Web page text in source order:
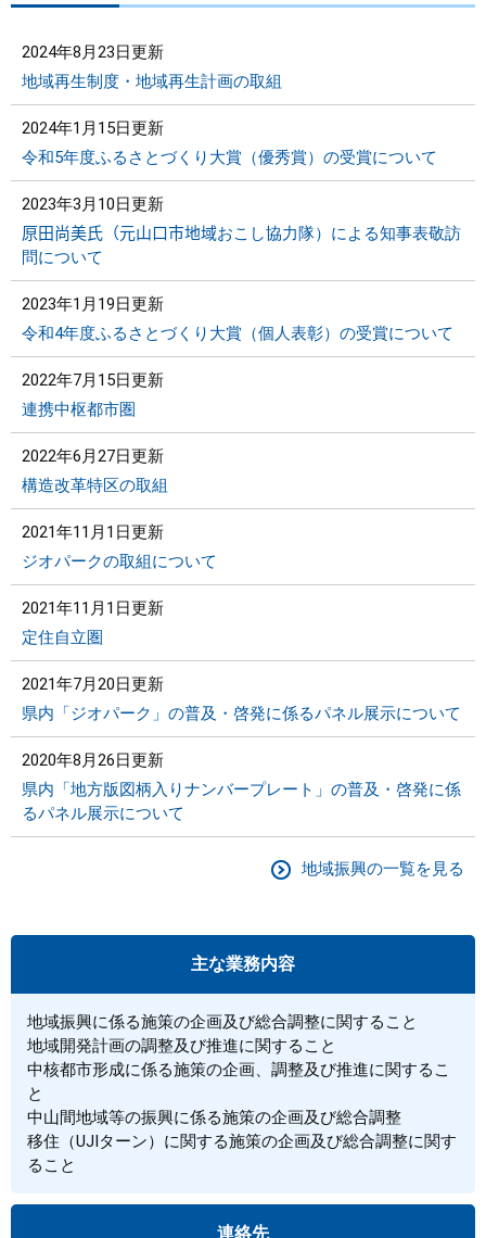
2024年8月23日更新
地域再生制度・地域再生計画の取組
2024年1月15日更新
令和5年度ふるさとづくり大賞（優秀賞）の受賞について
2023年3月10日更新
𠩤田尚美氏（元山口市地域おこし協力隊）による知事表敬訪
問について
2023年1月19日更新
令和4年度ふるさとづくり大賞（個人表彰）の受賞について
2022年7月15日更新
連携中枢都市圏
2022年6月27日更新
構造改革特区の取組
2021年11月1日更新
ジオパークの取組について
2021年11月1日更新
定住自立圏
2021年7月20日更新
県内「ジオパーク」の普及・啓発に係るパネル展示について
2020年8月26日更新
県内「地方版図柄入りナンバープレート」の普及・啓発に係
るパネル展示について
地域振興の一覧を見る
主な業務内容
地域振興に係る施策の企画及び総合調整に関すること
地域開発計画の調整及び推進に関すること
中核都市形成に係る施策の企画、調整及び推進に関するこ
と
中山間地域等の振興に係る施策の企画及び総合調整
移住（UJIターン）に関する施策の企画及び総合調整に関す
ること
連絡先